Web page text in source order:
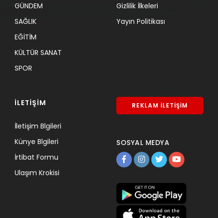
GÜNDEM
SAĞLIK
EĞİTİM
KÜLTÜR SANAT
SPOR
Gizlilik İlkeleri
Yayın Politikası
İLETİŞİM
İletişim Blgileri
Künye Blgileri
İrtibat Formu
Ulaşım Krokisi
REKLAM İLETİŞİM
SOSYAL MEDYA